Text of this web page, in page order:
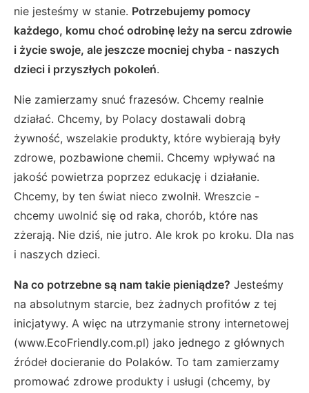
nie jesteśmy w stanie. Potrzebujemy pomocy
każdego, komu choć odrobinę leży na sercu zdrowie
i życie swoje, ale jeszcze mocniej chyba - naszych
dzieci i przyszłych pokoleń.
Nie zamierzamy snuć frazesów. Chcemy realnie
działać. Chcemy, by Polacy dostawali dobrą
żywność, wszelakie produkty, które wybierają były
zdrowe, pozbawione chemii. Chcemy wpływać na
jakość powietrza poprzez edukację i działanie.
Chcemy, by ten świat nieco zwolnił. Wreszcie -
chcemy uwolnić się od raka, chorób, które nas
zżerają. Nie dziś, nie jutro. Ale krok po kroku. Dla nas
i naszych dzieci.
Na co potrzebne są nam takie pieniądze? Jesteśmy
na absolutnym starcie, bez żadnych profitów z tej
inicjatywy. A więc na utrzymanie strony internetowej
(www.EcoFriendly.com.pl) jako jednego z głównych
źródeł docieranie do Polaków. To tam zamierzamy
promować zdrowe produkty i usługi (chcemy, by